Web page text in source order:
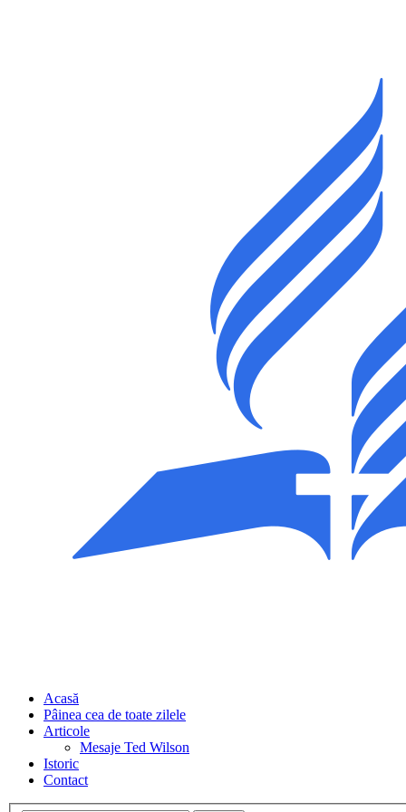
Acasă
Pâinea cea de toate zilele
Articole
Mesaje Ted Wilson
Istoric
Contact